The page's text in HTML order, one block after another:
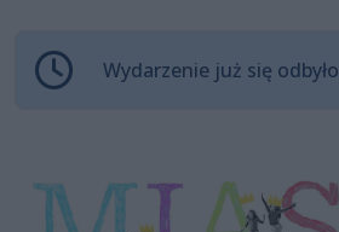
Wydarzenie już się odbyło